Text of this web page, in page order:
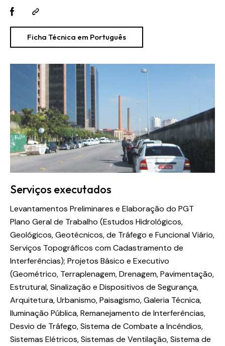
Ficha Técnica em Português
Serviços executados
Levantamentos Preliminares e Elaboração do PGT
Plano Geral de Trabalho (Estudos Hidrológicos,
Geológicos, Geotécnicos, de Tráfego e Funcional Viário,
Serviços Topográficos com Cadastramento de
Interferências); Projetos Básico e Executivo
(Geométrico, Terraplenagem, Drenagem, Pavimentação,
Estrutural, Sinalização e Dispositivos de Segurança,
Arquitetura, Urbanismo, Paisagismo, Galeria Técnica,
Iluminação Pública, Remanejamento de Interferências,
Desvio de Tráfego, Sistema de Combate a Incêndios,
Sistemas Elétricos, Sistemas de Ventilação, Sistema de